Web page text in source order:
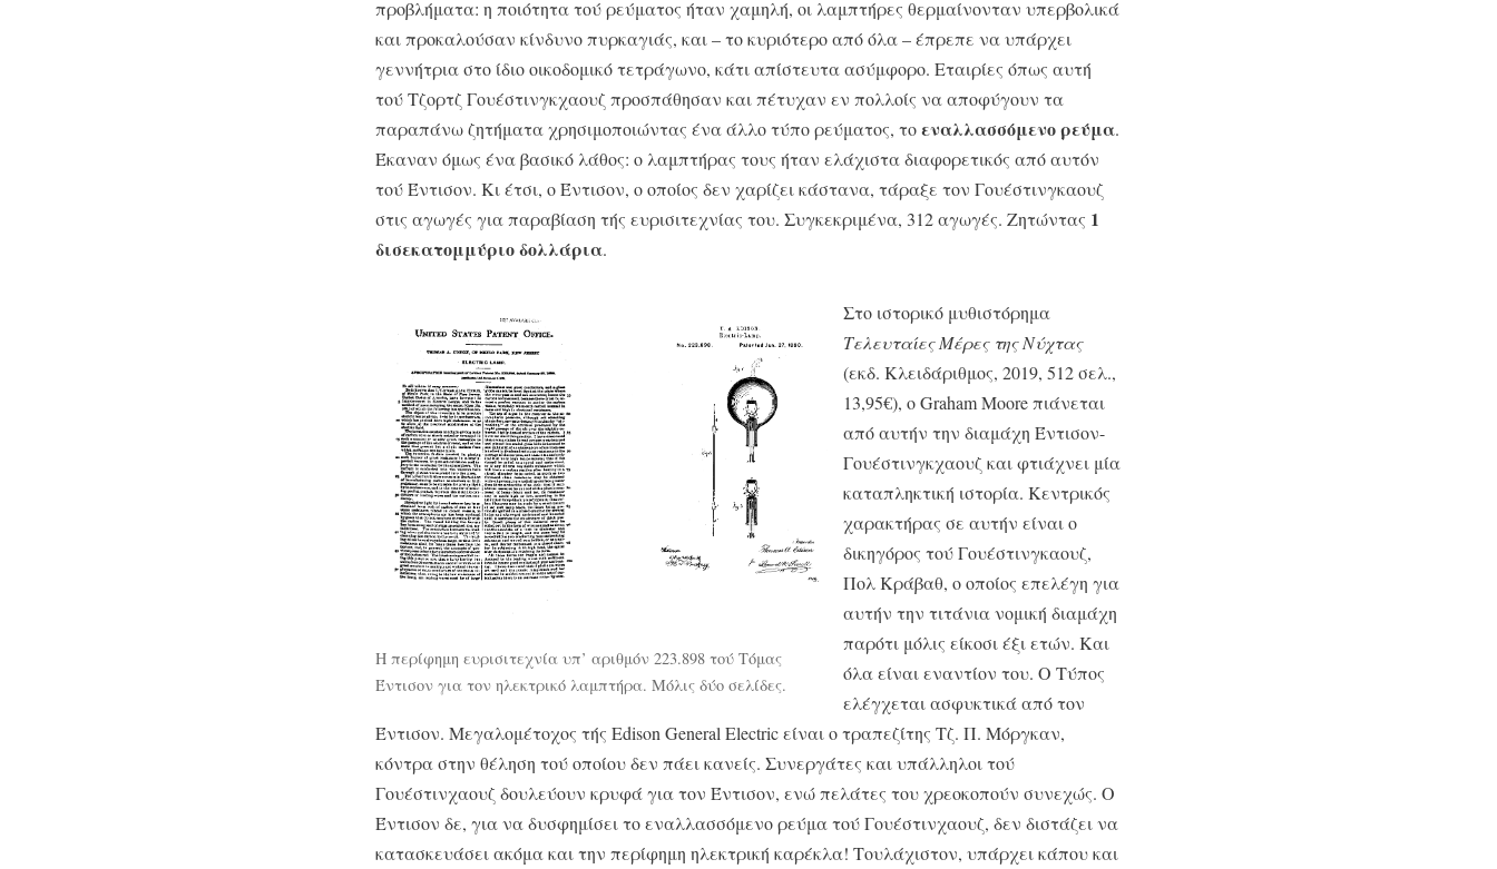
προβλήματα: η ποιότητα τού ρεύματος ήταν χαμηλή, οι λαμπτήρες θερμαίνονταν υπερβολικά
και προκαλούσαν κίνδυνο πυρκαγιάς, και – το κυριότερο από όλα – έπρεπε να υπάρχει
γεννήτρια στο ίδιο οικοδομικό τετράγωνο, κάτι απίστευτα ασύμφορο. Εταιρίες όπως αυτή
τού Τζορτζ Γουέστινγκχαουζ προσπάθησαν και πέτυχαν εν πολλοίς να αποφύγουν τα
παραπάνω ζητήματα χρησιμοποιώντας ένα άλλο τύπο ρεύματος, τοεναλλασσόμενο ρεύμα.
Έκαναν όμως ένα βασικό λάθος: ο λαμπτήρας τους ήταν ελάχιστα διαφορετικός από αυτόν
τού Έντισον. Κι έτσι, ο Έντισον, ο οποίος δεν χαρίζει κάστανα, τάραξε τον Γουέστινγκαουζ
στις αγωγές για παραβίαση τής ευρισιτεχνίας του. Συγκεκριμένα, 312 αγωγές. Ζητώντας 1
δισεκατομμύριο δολλάρια.
Η περίφημη ευρισιτεχνία υπ’ αριθμόν 223.898 τού Τόμας
Έντισον για τον ηλεκτρικό λαμπτήρα. Μόλις δύο σελίδες.
Στο ιστορικό μυθιστόρημα
Τελευταίες Μέρες της Νύχτας
(εκδ. Κλειδάριθμος, 2019, 512 σελ.,
13,95€), ο Graham Moore πιάνεται
από αυτήν την διαμάχη Έντισον-
Γουέστινγκχαουζ και φτιάχνει μία
καταπληκτική ιστορία. Κεντρικός
χαρακτήρας σε αυτήν είναι ο
δικηγόρος τού Γουέστινγκαουζ,
Πολ Κράβαθ, ο οποίος επελέγη για
αυτήν την τιτάνια νομική διαμάχη
παρότι μόλις είκοσι έξι ετών. Και
όλα είναι εναντίον του. Ο Τύπος
ελέγχεται ασφυκτικά από τον
Έντισον. Μεγαλομέτοχος τής Edison General Electric είναι ο τραπεζίτης Τζ. Π. Μόργκαν,
κόντρα στην θέληση τού οποίου δεν πάει κανείς. Συνεργάτες και υπάλληλοι τού
Γουέστινχαουζ δουλεύουν κρυφά για τον Έντισον, ενώ πελάτες του χρεοκοπούν συνεχώς. Ο
Έντισον δε, για να δυσφημίσει το εναλλασσόμενο ρεύμα τού Γουέστινχαουζ, δεν διστάζει να
κατασκευάσει ακόμα και την περίφημη ηλεκτρική καρέκλα! Τουλάχιστον, υπάρχει κάπου και